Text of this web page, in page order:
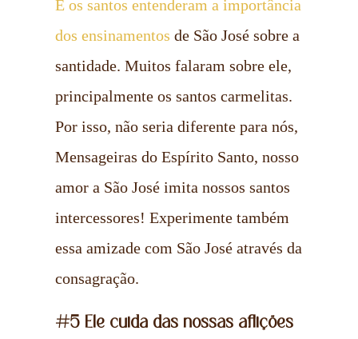
E os santos entenderam a importância
dos ensinamentos de São José sobre a
santidade. Muitos falaram sobre ele,
principalmente os santos carmelitas.
Por isso, não seria diferente para nós,
Mensageiras do Espírito Santo, nosso
amor a São José imita nossos santos
intercessores! Experimente também
essa amizade com São José através da
consagração.
#5 Ele cuida das nossas aflições